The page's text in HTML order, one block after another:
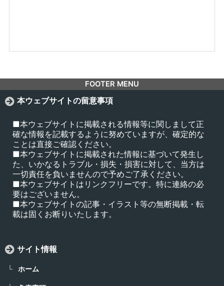
FOOTER MENU
本ウェブサイトの留意事項
■本ウェブサイトに掲載される情報等に関しまして正
確な情報を記載するように努めていますが、確定的な
ことは直接ご確認ください。
■本ウェブサイトに掲載された情報に基づいて発生し
た、いかなるトラブル・損失・損害に対して、当方は
一切責任を負いませんので予めご了承ください。
■本ウェブサイトはリンクフリーです。特に連絡の必
要はございません。
■本ウェブサイトの記事・イラスト等の無断掲載・転
載は固くお断りいたします。
サイト情報
ホーム